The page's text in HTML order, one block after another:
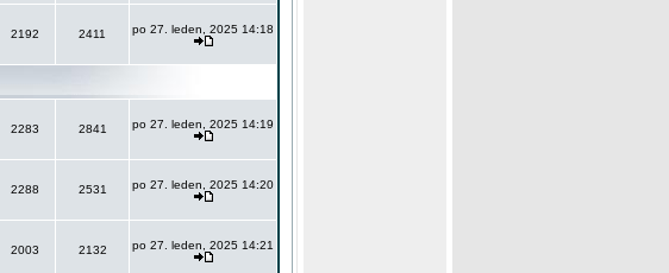
2192 2411 po 27. leden, 2025 14:18
2283 2841 po 27. leden, 2025 14:19
2288 2531 po 27. leden, 2025 14:20
2003 2132 po 27. leden, 2025 14:21